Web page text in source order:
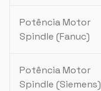
Potência Motor
Spindle (Fanuc)
Potência Motor
Spindle (Siemens)